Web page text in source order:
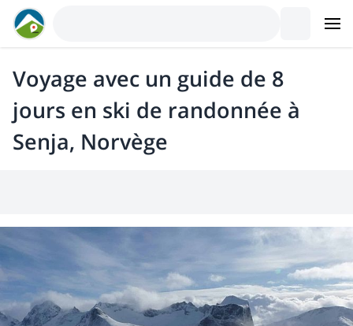
Voyage avec un guide de 8
jours en ski de randonnée à
Senja, Norvège